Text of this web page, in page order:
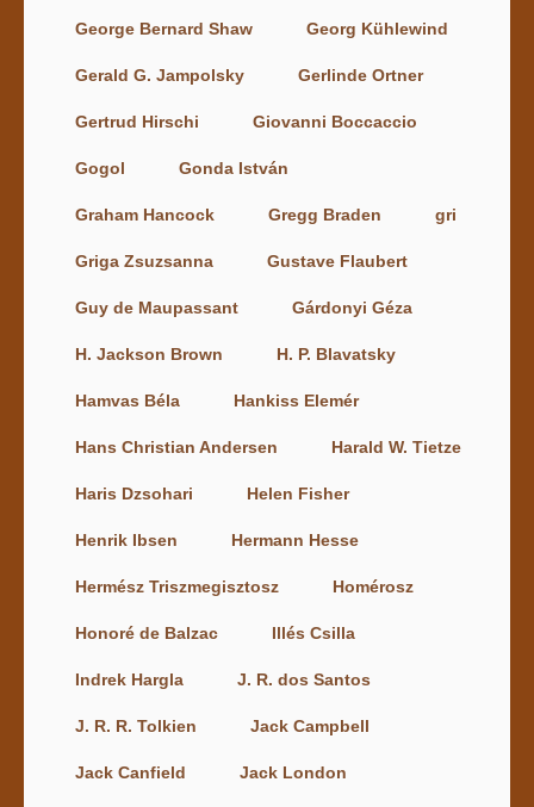
George Bernard Shaw Georg Kühlewind
Gerald G. Jampolsky Gerlinde Ortner
Gertrud Hirschi Giovanni Boccaccio
Gogol Gonda István
Graham Hancock Gregg Braden gri
Griga Zsuzsanna Gustave Flaubert
Guy de Maupassant Gárdonyi Géza
H. Jackson Brown H. P. Blavatsky
Hamvas Béla Hankiss Elemér
Hans Christian Andersen Harald W. Tietze
Haris Dzsohari Helen Fisher
Henrik Ibsen Hermann Hesse
Hermész Triszmegisztosz Homérosz
Honoré de Balzac Illés Csilla
Indrek Hargla J. R. dos Santos
J. R. R. Tolkien Jack Campbell
Jack Canfield Jack London